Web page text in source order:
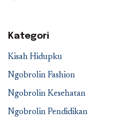
Kategori
Kisah Hidupku
Ngobrolin Fashion
Ngobrolin Kesehatan
Ngobrolin Pendidikan